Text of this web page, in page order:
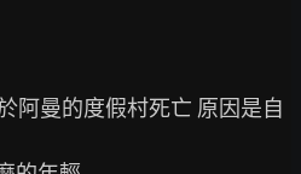
阿曼的度假村死亡 原因是自